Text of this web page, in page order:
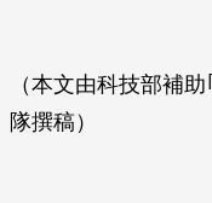
（本文由科技部補助｢
隊撰稿）